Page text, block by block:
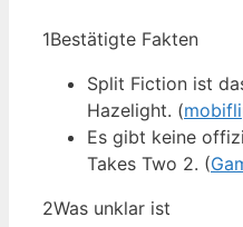
1Bestätigte Fakten
Split Fiction ist
Hazelight. (
Es gibt keine
Takes Two 2. (
2Was unklar ist